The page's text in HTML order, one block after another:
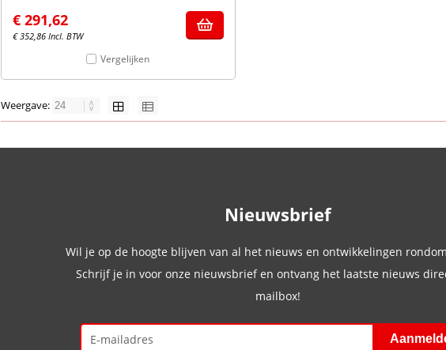
€ 291,62
€352,86 Incl. BTW
Vergelijken
Weergave:
Nieuwsbrief
Wil je op de hoogte blijven van al het nieuws en ontwikkelingen rondom
Schrijf je in voor onze nieuwsbrief en ontvang het laatste nieuws
mailbox!